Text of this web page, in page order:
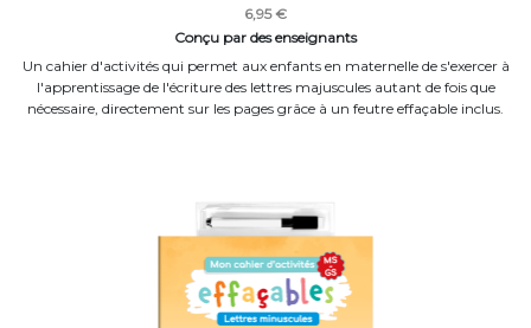
6,95 €
Conçu par des enseignants
Un cahier d'activités qui permet aux enfants en maternelle de s'exercer à
l'apprentissage de l'écriture des lettres majuscules autant de fois que
nécessaire, directement sur les pages grâce à un feutre effaçable inclus.